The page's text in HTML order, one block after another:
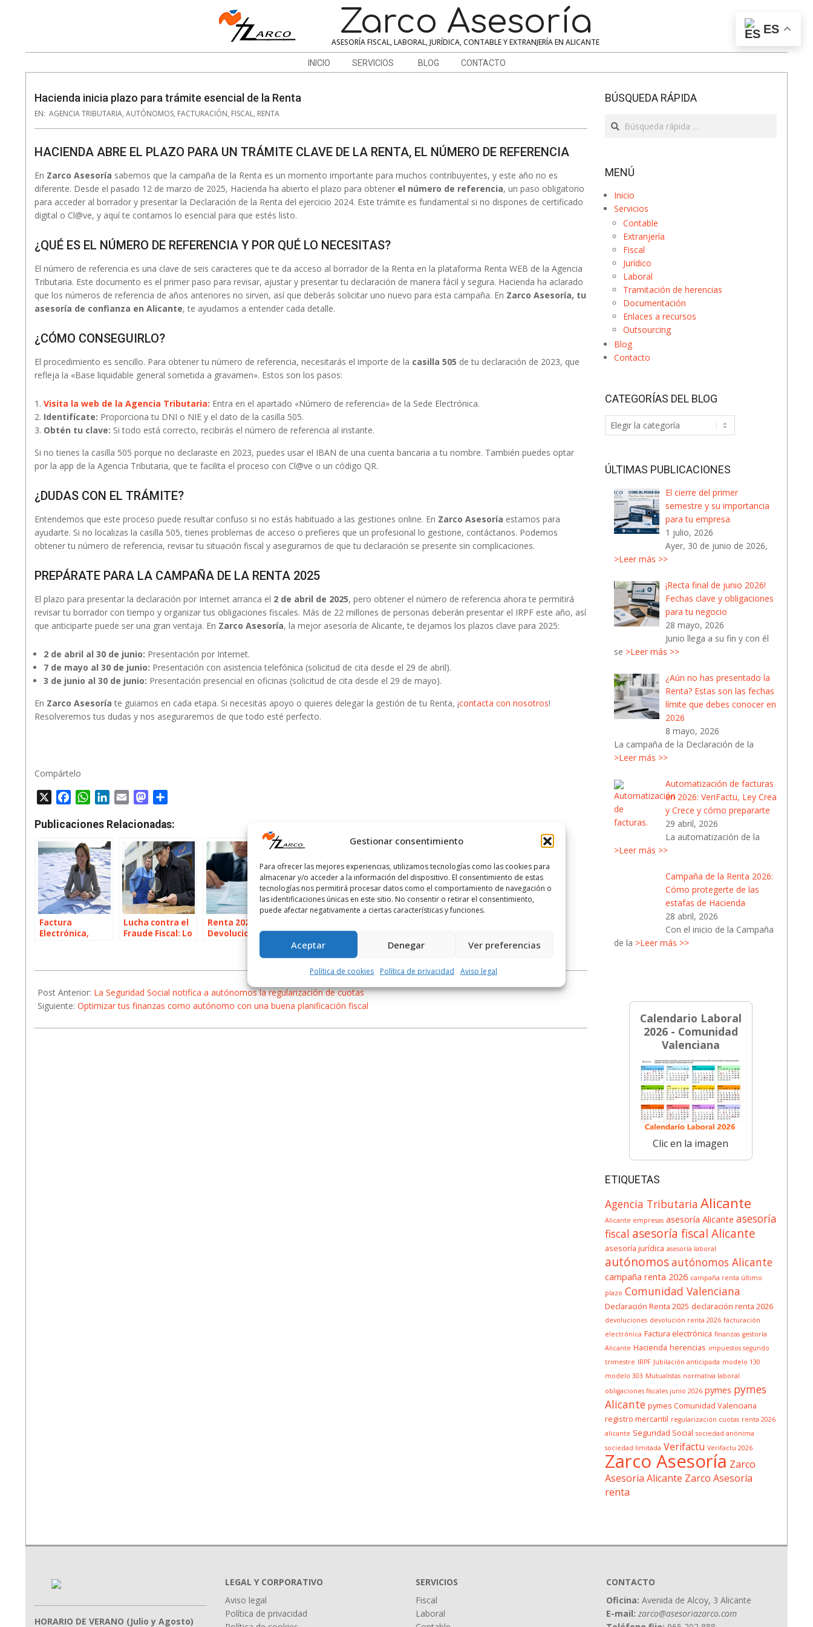
Gestionar consentimiento
Para ofrecer las mejores experiencias, utilizamos tecnologías como las cookies para
almacenar y/o acceder a la información del dispositivo. El consentimiento de estas
tecnologías nos permitirá procesar datos como el comportamiento de navegación o
las identificaciones únicas en este sitio. No consentir o retirar el consentimiento,
puede afectar negativamente a ciertas características y funciones.
Aceptar Denegar Ver preferencias
Política de cookies Política de privacidad Aviso legal
Zarco Asesoría
ASESORÍA FISCAL, LABORAL, JURÍDICA, CONTABLE Y EXTRANJERÍA EN ALICANTE
Search
Menu
INICIO SERVICIOS BLOG CONTACTO
Hacienda inicia plazo para trámite esencial de la Renta
EN: AGENCIA TRIBUTARIA, AUTÓNOMOS, FACTURACIÓN, FISCAL, RENTA
HACIENDA ABRE EL PLAZO PARA UN TRÁMITE CLAVE DE LA RENTA, EL NÚMERO DE REFERENCIA
En Zarco Asesoría sabemos que la campaña de la Renta es un momento importante para muchos contribuyentes, y este año no es
diferente. Desde el pasado 12 de marzo de 2025, Hacienda ha abierto el plazo para obtener el número de referencia, un paso obligatorio
para acceder al borrador y presentar la Declaración de la Renta del ejercicio 2024. Este trámite es fundamental si no dispones de certificado
digital o Cl@ve, y aquí te contamos lo esencial para que estés listo.
¿QUÉ ES EL NÚMERO DE REFERENCIA Y POR QUÉ LO NECESITAS?
El número de referencia es una clave de seis caracteres que te da acceso al borrador de la Renta en la plataforma Renta WEB de la Agencia
Tributaria. Este documento es el primer paso para revisar, ajustar y presentar tu declaración de manera fácil y segura. Hacienda ha aclarado
que los números de referencia de años anteriores no sirven, así que deberás solicitar uno nuevo para esta campaña. En Zarco Asesoría, tu
asesoría de confianza en Alicante, te ayudamos a entender cada detalle.
¿CÓMO CONSEGUIRLO?
El procedimiento es sencillo. Para obtener tu número de referencia, necesitarás el importe de la casilla 505 de tu declaración de 2023, que
refleja la «Base liquidable general sometida a gravamen». Estos son los pasos:
Visita la web de la Agencia Tributaria: Entra en el apartado «Número de referencia» de la Sede Electrónica.
Identifícate: Proporciona tu DNI o NIE y el dato de la casilla 505.
Obtén tu clave: Si todo está correcto, recibirás el número de referencia al instante.
Si no tienes la casilla 505 porque no declaraste en 2023, puedes usar el IBAN de una cuenta bancaria a tu nombre. También puedes optar
por la app de la Agencia Tributaria, que te facilita el proceso con Cl@ve o un código QR.
¿DUDAS CON EL TRÁMITE?
Entendemos que este proceso puede resultar confuso si no estás habituado a las gestiones online. En Zarco Asesoría estamos para
ayudarte. Si no localizas la casilla 505, tienes problemas de acceso o prefieres que un profesional lo gestione, contáctanos. Podemos
obtener tu número de referencia, revisar tu situación fiscal y asegurarnos de que tu declaración se presente sin complicaciones.
PREPÁRATE PARA LA CAMPAÑA DE LA RENTA 2025
El plazo para presentar la declaración por Internet arranca el 2 de abril de 2025, pero obtener el número de referencia ahora te permitirá
revisar tu borrador con tiempo y organizar tus obligaciones fiscales. Más de 22 millones de personas deberán presentar el IRPF este año, así
que anticiparte puede ser una gran ventaja. En Zarco Asesoría, la mejor asesoría de Alicante, te dejamos los plazos clave para 2025:
2 de abril al 30 de junio: Presentación por Internet.
7 de mayo al 30 de junio: Presentación con asistencia telefónica (solicitud de cita desde el 29 de abril).
3 de junio al 30 de junio: Presentación presencial en oficinas (solicitud de cita desde el 29 de mayo).
En Zarco Asesoría te guiamos en cada etapa. Si necesitas apoyo o quieres delegar la gestión de tu Renta, ¡contacta con nosotros!
Resolveremos tus dudas y nos aseguraremos de que todo esté perfecto.
Compártelo
FacebookWhatsApp
LinkedIn
Email Mastodon
Publicaciones Relacionadas:
Factura
Electrónica,
Lucha contra el
Fraude Fiscal: Lo
Renta 2024:
Devoluciones,
Online y Avisos
Social notifica a
autónomos la
regularización
de cuotas
Ahora Qué?
03-
17
Post Anterior: La Seguridad Social notifica a autónomos la regularización de cuotas
Siguiente: Optimizar tus finanzas como autónomo con una buena planificación fiscal
BÚSQUEDA RÁPIDA
Search
MENÚ
Inicio
Servicios
Contable
Extranjería
Fiscal
Jurídico
Laboral
Tramitación de herencias
Documentación
Enlaces a recursos
Outsourcing
Blog
Contacto
CATEGORÍAS DEL BLOG
Categorías
del
ÚLTIMAS PUBLICACIONES
El cierre del primer
semestre y su importancia
para tu empresa
1 julio, 2026
Ayer, 30 de junio de 2026,
>Leer más >>
¡Recta final de junio 2026!
Fechas clave y obligaciones
para tu negocio
28 mayo, 2026
Junio llega a su fin y con él
se >Leer más >>
¿Aún no has presentado la
Renta? Estas son las fechas
límite que debes conocer en
2026
8 mayo, 2026
La campaña de la Declaración de la
>Leer más >>
Automatización de facturas
en 2026: VeriFactu, Ley Crea
y Crece y cómo prepararte
29 abril, 2026
La automatización de la
>Leer más >>
Campaña de la Renta 2026:
Cómo protegerte de las
estafas de Hacienda
28 abril, 2026
Con el inicio de la Campaña
de la >Leer más >>
Calendario Laboral
2026 - Comunidad
Valenciana
Clic en la imagen
ETIQUETAS
Agencia Tributaria Alicante
Alicante empresas asesoría Alicante asesoría
fiscal asesoría fiscal Alicante
asesoría jurídica asesoría laboral
autónomosautónomos Alicante
campaña renta 2026 campaña renta último
plazo Comunidad Valenciana
Declaración Renta 2025 declaración renta 2026
devoluciones devolución renta 2026 facturación
electrónica Factura electrónica finanzas gestoría
Alicante Hacienda herencias impuestos segundo
trimestre IRPF Jubilación anticipada modelo 130
modelo 303 Mutualistas normativa laboral
obligaciones fiscales junio 2026 pymes pymes
Alicante pymes Comunidad Valenciana
registro mercantil regularización cuotas renta 2026
alicante Seguridad Social sociedad anónima
sociedad limitada Verifactu Verifactu 2026
Zarco Asesoría Zarco
Asesoría Alicante Zarco Asesoría
renta
HORARIO DE VERANO (Julio y Agosto)
LEGAL Y CORPORATIVO
Aviso legal
Política de privacidad
SERVICIOS
Fiscal
Laboral
CONTACTO
Oficina: Avenida de Alcoy, 3 Alicante
E-mail: zarco@asesoriazarco.com
ES